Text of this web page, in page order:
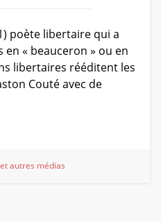
poète libertaire qui a
« beauceron » ou en
libertaires rééditent les
Couté avec de
autres médias